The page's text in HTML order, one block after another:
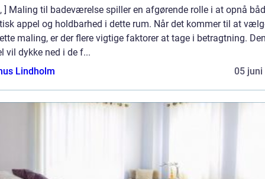
] Maling til badeværelse spiller en afgørende rolle i at opnå
appel og holdbarhed i dette rum. Når det kommer til at
maling, er der flere vigtige faktorer at tage i betragtning.
vil dykke ned i de f...
Lindholm
05 juni